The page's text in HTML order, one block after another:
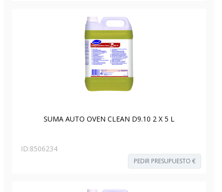
SUMA AUTO OVEN CLEAN D9.10 2 X 5 L
ID:8506234
PEDIR PRESUPUESTO €